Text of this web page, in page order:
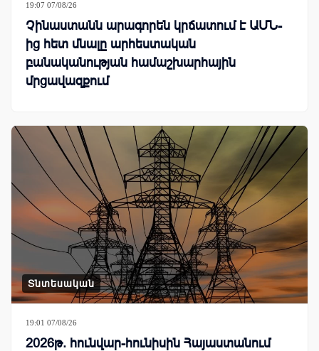
19:07 07/08/26
Չինաստանն արագորեն կրճատում է ԱՄՆ-
ից հետ մնալը արհեստական
բանականության համաշխարհային
մրցավազքում
Տնտեսական
19:01 07/08/26
2026թ. հունվար-հունիսին Հայաստանում